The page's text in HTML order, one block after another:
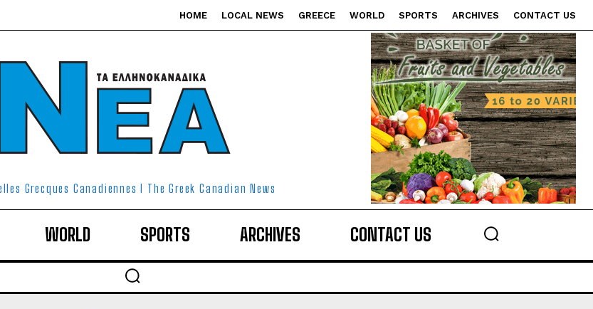
HOME LOCAL NEWS GREECE WORLD SPORTS ARCHIVES CONTACT US
Grecques Canadiennes I The Greek Canadian News
WORLD SPORTS ARCHIVES CONTACT US